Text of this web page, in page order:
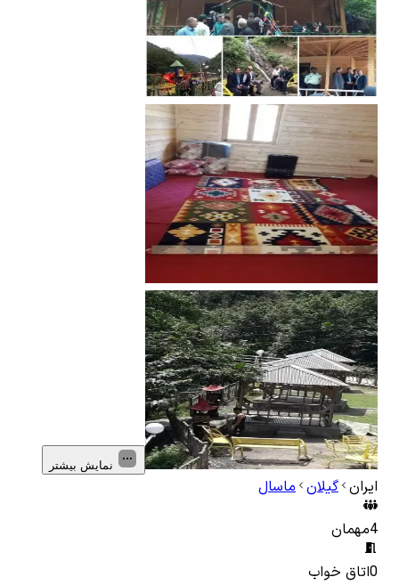
نمایش بیشتر
ایران گیلان ماسال
4مهمان
0اتاق خواب